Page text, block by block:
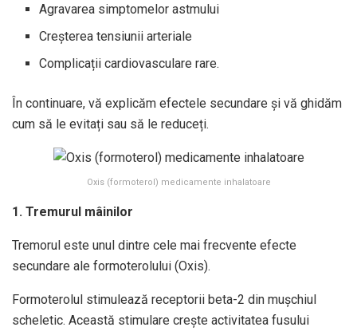
Agravarea simptomelor astmului
Creșterea tensiunii arteriale
Complicații cardiovasculare rare.
În continuare, vă explicăm efectele secundare și vă ghidăm
cum să le evitați sau să le reduceți.
Oxis (formoterol) medicamente inhalatoare
1. Tremurul mâinilor
Tremorul este unul dintre cele mai frecvente efecte
secundare ale formoterolului (Oxis).
Formoterolul stimulează receptorii beta-2 din mușchiul
scheletic. Această stimulare crește activitatea fusului